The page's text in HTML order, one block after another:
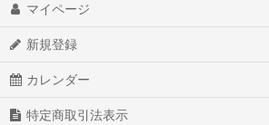
マイページ
新規登録
カレンダー
特定商取引法表示